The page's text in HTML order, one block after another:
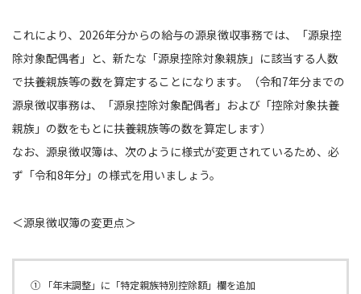
これにより、2026年分からの給与の源泉徴収事務では、「源泉控
除対象配偶者」と、新たな「源泉控除対象親族」に該当する人数
で扶養親族等の数を算定することになります。（令和7年分までの
源泉徴収事務は、「源泉控除対象配偶者」および「控除対象扶養
親族」の数をもとに扶養親族等の数を算定します）
なお、源泉徴収簿は、次のように様式が変更されているため、必
ず「令和8年分」の様式を用いましょう。
＜源泉徴収簿の変更点＞
① 「年末調整」に「特定親族特別控除額」欄を追加